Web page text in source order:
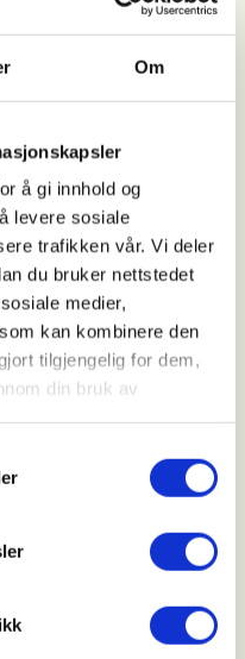
Om
å gi innhold og
levere sosiale
trafikken vår. Vi deler
du bruker nettstedet
medier,
kan kombinere den
tilgjengelig for dem,
din bruk av
ved å kontakte Svein